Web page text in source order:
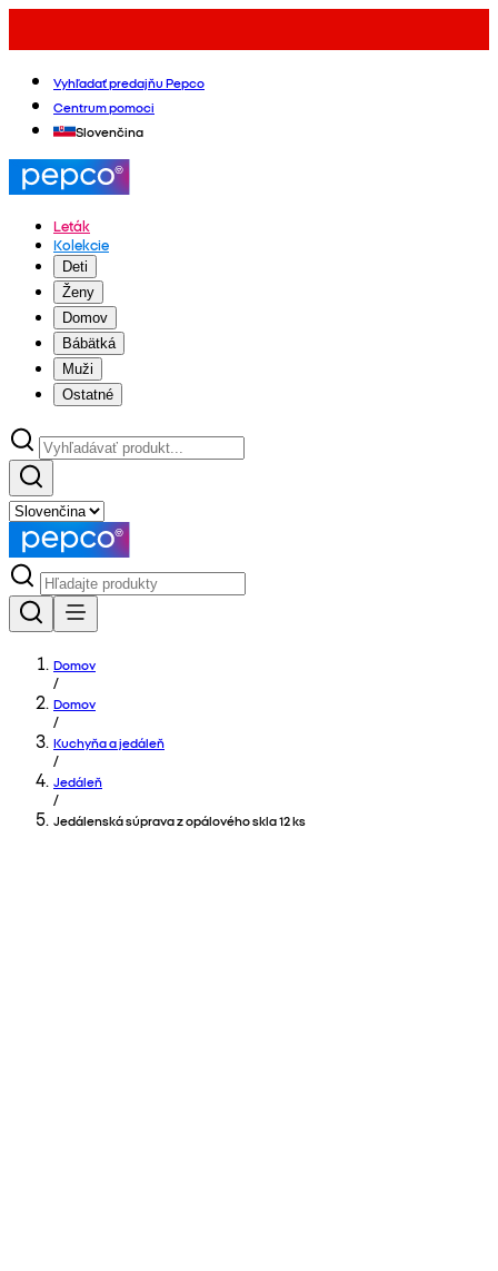
Vyhľadať predajňu Pepco
Centrum pomoci
Slovenčina
Leták
Kolekcie
Deti
Ženy
Domov
Bábätká
Muži
Ostatné
Domov
/
Domov
/
Kuchyňa a jedáleň
/
Jedáleň
/
Jedálenská súprava z opálového skla 12 ks